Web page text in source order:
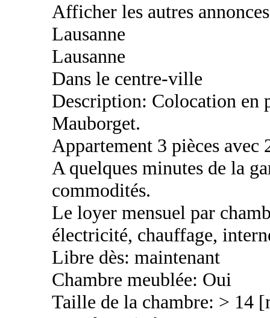
Afficher les autres
Lausanne
Lausanne
Dans le centre-ville
Description: Colocation en
Mauborget.
Appartement 3 pièces avec
A quelques minutes de la
commodités.
Le loyer mensuel par
électricité, chauffage,
Libre dès: maintenant
Chambre meublée: Oui
Taille de la chambre: > 14